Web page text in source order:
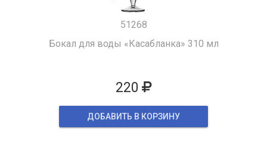
51268
Бокал для воды «Касабланка» 310 мл
220
ДОБАВИТЬ В КОРЗИНУ